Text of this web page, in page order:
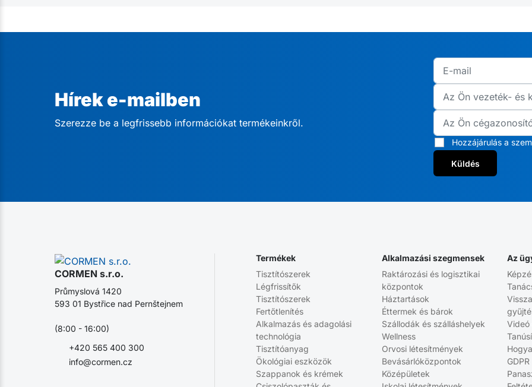
Hírek e-mailben
Szerezze be a legfrissebb információkat termékeinkről.
Hozzájárulás a
Küldés
CORMEN s.r.o.
info@cormen.cz
+420 565 400 300
Průmyslová 1420
593 01 Bystřice nad Pernštejnem
(8:00 - 16:00)
Termékek
Tisztítószerek
Légfrissítők
Tisztítószerek
Fertőtlenítés
Alkalmazás és adagolási
technológia
Tisztítóanyag
Ökológiai eszközök
Szappanok és krémek
Alkalmazási szegmensek
Raktározási és logisztikai
központok
Háztartások
Éttermek és bárok
Szállodák és szálláshelyek
Wellness
Orvosi létesítmények
Bevásárlóközpontok
Középületek
Az
GDPR